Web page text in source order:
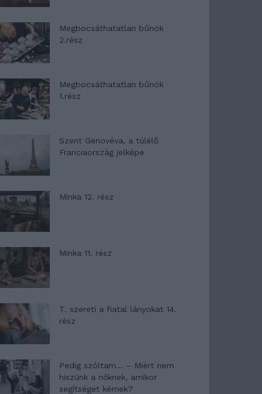
Megbocsáthatatlan bűnök
2.rész
Megbocsáthatatlan bűnök
1.rész
Szent Genovéva, a túlélő
Franciaország jelképe
Minka 12. rész
Minka 11. rész
T. szereti a fiatal lányokat 14.
rész
Pedig szóltam… – Miért nem
hiszünk a nőknek, amikor
segítséget kérnek?